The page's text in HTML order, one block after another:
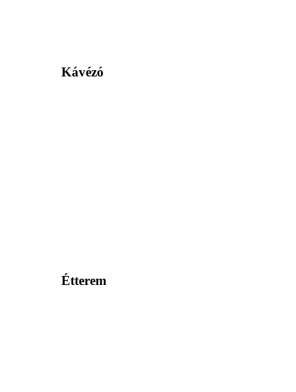
Kávézó
Étterem